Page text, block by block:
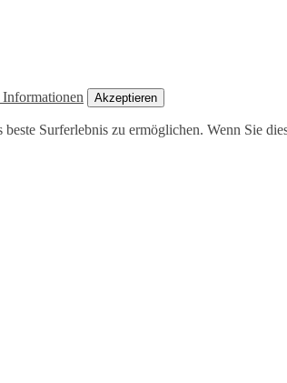
Informationen Akzeptieren
Surferlebnis zu ermöglichen. Wenn Sie